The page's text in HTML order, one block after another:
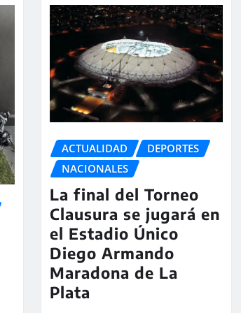
ACTUALIDAD
DEPORTES
NACIONALES
La final del Torneo
Clausura se jugará en
el Estadio Único
Diego Armando
Maradona de La
Plata